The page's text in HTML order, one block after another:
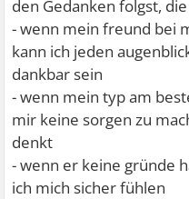
den Gedanken folgst,
- wenn mein freund bei
kann ich jeden
dankbar sein
- wenn mein typ am
mir keine sorgen zu
denkt
- wenn er keine gründe
ich mich sicher fühlen